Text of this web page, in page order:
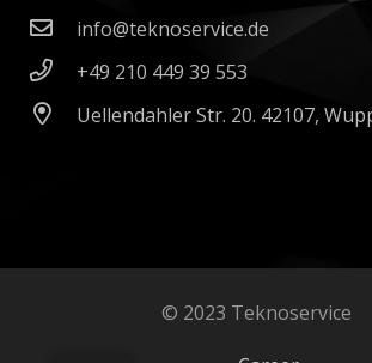
info@teknoservice.de
+49 210 449 39 553
Uellendahler Str. 20. 42107,
© 2023 Teknoservice